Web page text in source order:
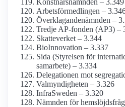
Konstnärs­nämnden – 3.349
Arbetsförmedlingen –
Överklagande­nämnden –
Tredje AP-fonden (AP3) –
Skatteverket – 3.344
BioInnovation – 3.337
Sida (Styrelsen för
samarbete) – 3.334
Delegationen mot
Val­myndigheten – 3.326
InfraSweden – 3.320
Nämnden för